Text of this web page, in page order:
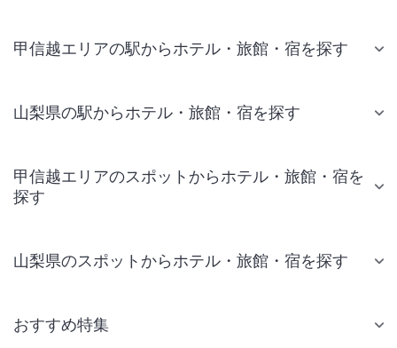
甲信越エリアの駅からホテル・旅館・宿を探す
山梨県の駅からホテル・旅館・宿を探す
甲信越エリアのスポットからホテル・旅館・宿を
探す
山梨県のスポットからホテル・旅館・宿を探す
おすすめ特集